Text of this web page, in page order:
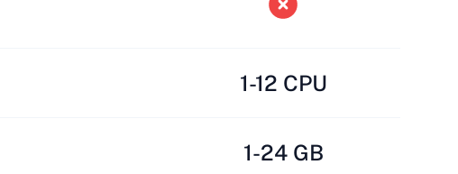
1-12 CPU
1-24 GB